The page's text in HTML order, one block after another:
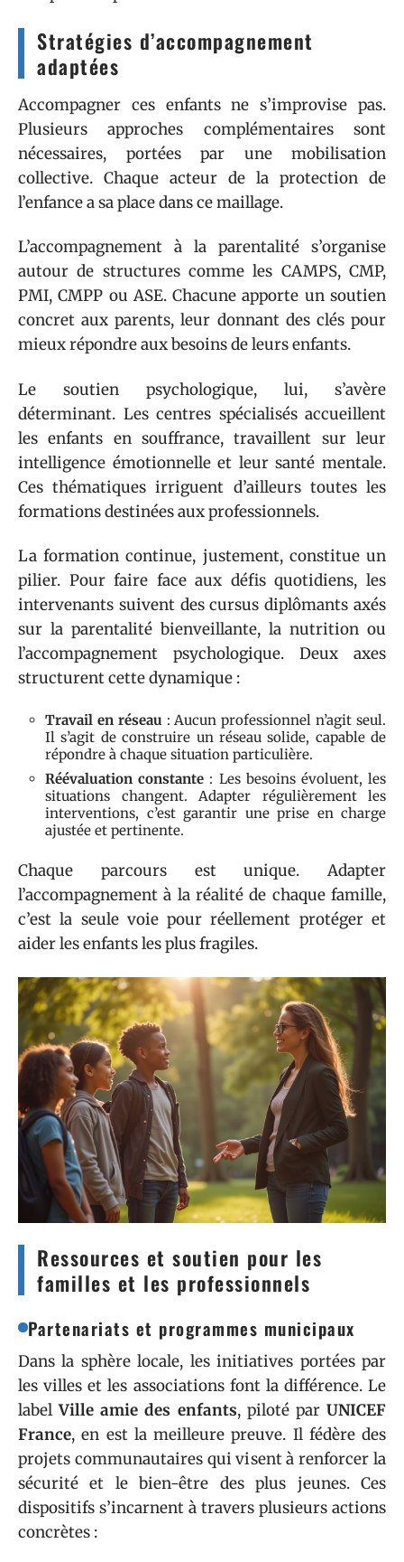
Stratégies d’accompagnement
adaptées
Accompagner ces enfants ne s’improvise pas.
Plusieurs approches complémentaires sont
nécessaires, portées par une mobilisation
collective. Chaque acteur de la protection de
l’enfance a sa place dans ce maillage.
L’accompagnement à la parentalité s’organise
autour de structures comme les CAMPS, CMP,
PMI, CMPP ou ASE. Chacune apporte un soutien
concret aux parents, leur donnant des clés pour
mieux répondre aux besoins de leurs enfants.
Le soutien psychologique, lui, s’avère
déterminant. Les centres spécialisés accueillent
les enfants en souffrance, travaillent sur leur
intelligence émotionnelle et leur santé mentale.
Ces thématiques irriguent d’ailleurs toutes les
formations destinées aux professionnels.
La formation continue, justement, constitue un
pilier. Pour faire face aux défis quotidiens, les
intervenants suivent des cursus diplômants axés
sur la parentalité bienveillante, la nutrition ou
l’accompagnement psychologique. Deux axes
structurent cette dynamique :
Travail en réseau : Aucun professionnel n’agit seul.
Il s’agit de construire un réseau solide, capable de
répondre à chaque situation particulière.
Réévaluation constante : Les besoins évoluent, les
situations changent. Adapter régulièrement les
interventions, c’est garantir une prise en charge
ajustée et pertinente.
Chaque parcours est unique. Adapter
l’accompagnement à la réalité de chaque famille,
c’est la seule voie pour réellement protéger et
aider les enfants les plus fragiles.
Ressources et soutien pour les
familles et les professionnels
Partenariats et programmes municipaux
Dans la sphère locale, les initiatives portées par
les villes et les associations font la différence. Le
labelVille amie des enfants, piloté parUNICEF
France, en est la meilleure preuve. Il fédère des
projets communautaires qui visent à renforcer la
sécurité et le bien-être des plus jeunes. Ces
dispositifs s’incarnent à travers plusieurs actions
concrètes :